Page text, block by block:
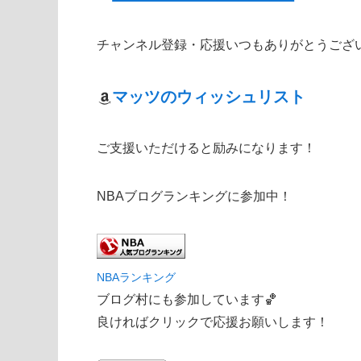
チャンネル登録・応援いつもありがとうござ
マッツのウィッシュリスト
ご支援いただけると励みになります！
NBAブログランキングに参加中！
NBAランキング
ブログ村にも参加しています🏀
良ければクリックで応援お願いします！